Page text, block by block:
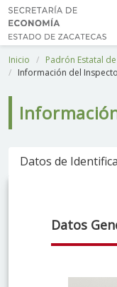
Inicio
Padrón Estatal
Información del
Datos de
Datos